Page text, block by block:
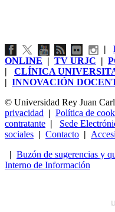
|
ONLINE | TV URJC |
| CLÍNICA
| INNOVACIÓN
© Universidad Rey Juan
privacidad | Política de
contratante | Sede
sociales | Contacto |
| Buzón de sugerencias y
Interno de Información